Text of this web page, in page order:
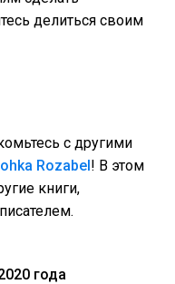
делиться своим
с другими
Rozabel! В этом
книги,
года